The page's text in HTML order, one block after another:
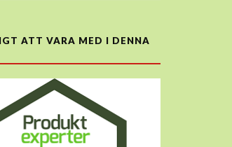
ATT VARA MED I DENNA